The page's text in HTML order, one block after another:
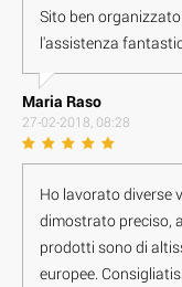
Sito ben
l'assistenza
Maria Raso
27-02-2018, 08:28
Ho lavorato diverse
dimostrato preciso,
prodotti sono di
europee.